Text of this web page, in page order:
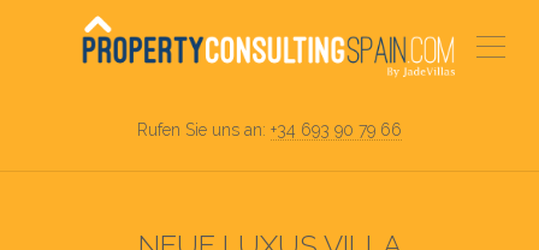
Rufen Sie uns an: +34 693 90 79 66